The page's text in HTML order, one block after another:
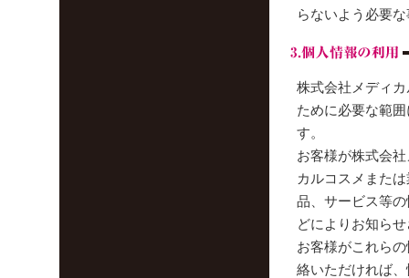
らないよう必要
株式会社メディ
ために必要な範
す。
お客様が株式会
カルコスメまた
品、サービス等
どによりお知ら
お客様がこれら
絡いただければ